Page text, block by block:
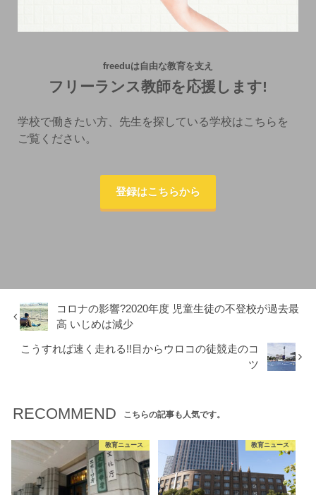
freeduは自由な教育を支え
フリーランス教師を応援します!
学校で働きたい方、先生を探している学校はこちらを
ご覧ください。
登録はこちらから
コロナの影響?2020年度 児童生徒の不登校が過去最
高 いじめは減少
こうすれば速く走れる!!目からウロコの徒競走のコ
ツ
RECOMMEND こちらの記事も人気です。
教育ニュース 教育ニュース